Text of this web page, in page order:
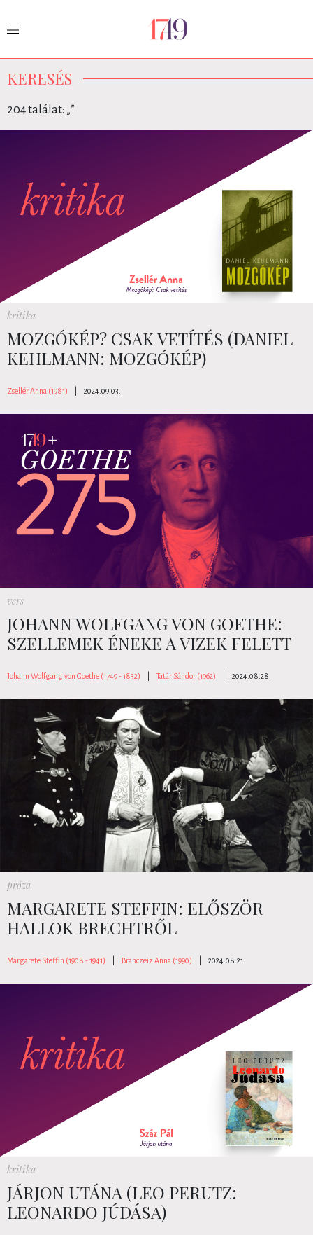
KERESÉS
204 találat: „”
kritika
MOZGÓKÉP? CSAK VETÍTÉS (DANIEL
KEHLMANN: MOZGÓKÉP)
Zsellér Anna (1981) 2024.09.03.
vers
JOHANN WOLFGANG VON GOETHE:
SZELLEMEK ÉNEKE A VIZEK FELETT
Johann Wolfgang von Goethe (1749 - 1832) Tatár Sándor (1962) 2024.08.28.
próza
MARGARETE STEFFIN: ELŐSZÖR
HALLOK BRECHTRŐL
Margarete Steffin (1908 - 1941) Branczeiz Anna (1990) 2024.08.21.
kritika
JÁRJON UTÁNA (LEO PERUTZ:
LEONARDO JÚDÁSA)